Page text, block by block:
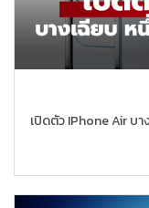
เปิดตัว IPhone Air บ